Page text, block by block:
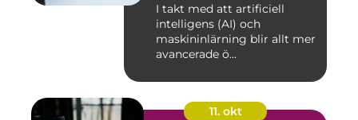
I takt med att artificiell
intelligens (AI) och
maskininlärning blir allt mer
avancerade ö...
11. okt